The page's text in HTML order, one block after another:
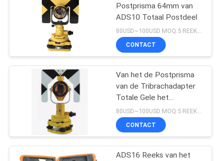
KWALITEITSCONTROLE
CONTACTEER
ONS
VERZOEK
CITAAT
Postprisma 64mm van
ADS10 Totaal Postdeel
CONTACT
Van het de Postprisma
van de Tribrachadapter
Totale Gele het
Instrumentendelen
CONTACT
ADS16 Reeks van het